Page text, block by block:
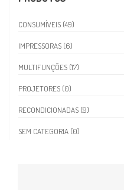
CONSUMÍVEIS (49)
IMPRESSORAS (6)
MULTIFUNÇÕES (17)
PROJETORES (0)
RECONDICIONADAS (9)
SEM CATEGORIA (0)